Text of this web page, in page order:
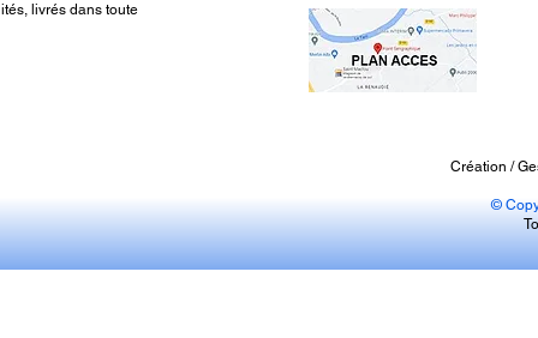
livrés dans toute
Création /
©